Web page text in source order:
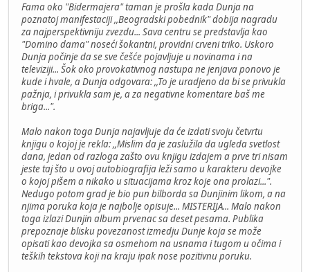
Fama oko "Bidermajera" taman je prošla kada Dunja na
poznatoj manifestaciji ,,Beogradski pobednik" dobija nagradu
za najperspektivniju zvezdu... Sava centru se predstavlja kao
"Domino dama" noseći šokantni, providni crveni triko. Uskoro
Dunja počinje da se sve češće pojavljuje u novinama i na
televiziji... Šok oko provokativnog nastupa ne jenjava ponovo je
kude i hvale, a Dunja odgovara: ,,To je uradjeno da bi se privukla
pažnja, i privukla sam je, a za negativne komentare baš me
briga...".
Malo nakon toga Dunja najavljuje da će izdati svoju četvrtu
knjigu o kojoj je rekla: ,,Mislim da je zaslužila da ugleda svetlost
dana, jedan od razloga zašto ovu knjigu izdajem a prve tri nisam
jeste taj što u ovoj autobiografija leži samo u karakteru devojke
o kojoj pišem a nikako u situacijama kroz koje ona prolazi...".
Nedugo potom grad je bio pun bilborda sa Dunjinim likom, a na
njima poruka koja je najbolje opisuje... MISTERIJA... Malo nakon
toga izlazi Dunjin album prvenac sa deset pesama. Publika
prepoznaje blisku povezanost izmedju Dunje koja se može
opisati kao devojka sa osmehom na usnama i tugom u očima i
teških tekstova koji na kraju ipak nose pozitivnu poruku.